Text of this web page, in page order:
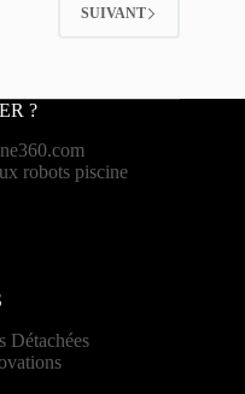
SUIVANT
?
robots piscine
Détachées